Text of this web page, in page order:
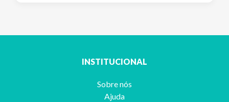
INSTITUCIONAL
Sobre nós
Ajuda